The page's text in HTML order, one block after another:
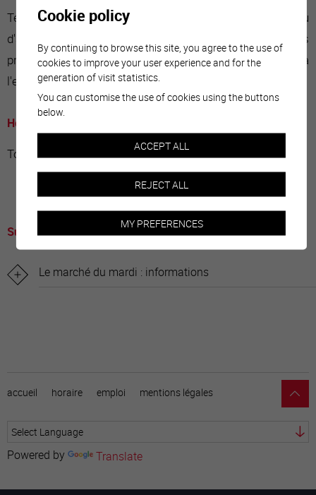
Tentés par une pause de midi aux saveurs d'ici ou
d'ailleurs? Les différents stands de nourriture vous
proposent leurs spécialités, à consommer sur place ou à
l'emporter.
Horaire
Tous les mardis de 8h00 à 13h30.
Sur ce même sujet
Le marché du mardi : informations
accueil horaire emploi mentions légales
Powered by Translate
Cookie policy
By continuing to browse this site, you agree to the use of
cookies to improve your user experience and for the
generation of visit statistics.
You can customise the use of cookies using the buttons
below.
ACCEPT ALL
REJECT ALL
MY PREFERENCES